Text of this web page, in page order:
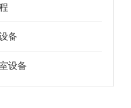
备
设备